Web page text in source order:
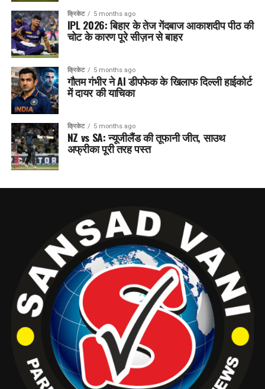
क्रिकेट 5 months ago
IPL 2026: बिहार के तेज गेंदबाज आकाशदीप पीठ की
चोट के कारण पूरे सीज़न से बाहर
क्रिकेट 5 months ago
गौतम गंभीर ने AI डीपफेक के खिलाफ दिल्ली हाईकोर्ट
में दायर की याचिका
क्रिकेट 5 months ago
NZ vs SA: न्यूजीलैंड की तूफानी जीत, साउथ
अफ्रीका पूरी तरह पस्त